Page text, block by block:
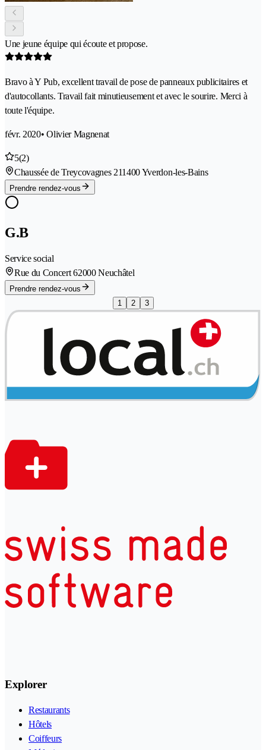
Une jeune équipe qui écoute et propose.
Bravo à Y Pub, excellent travail de pose de panneaux publicitaires et
d'autocollants. Travail fait minutieusement et avec le sourire. Merci à
toute l'équipe.
févr. 2020• Olivier Magnenat
5(2)
Chaussée de Treycovagnes 211400 Yverdon-les-Bains
Prendre rendez-vous
G.B
Service social
Rue du Concert 62000 Neuchâtel
Prendre rendez-vous
1
2 3
Explorer
Restaurants
Hôtels
Coiffeurs